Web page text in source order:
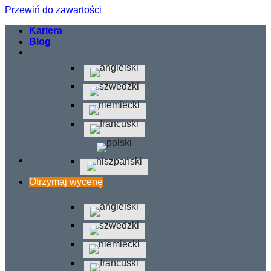
Przewiń do zawartości
Kariera
Blog
Otrzymaj wycenę